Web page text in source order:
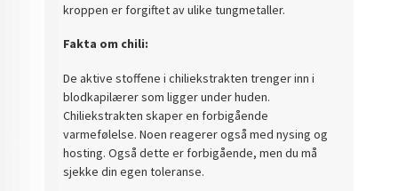
kroppen er forgiftet av ulike tungmetaller.
Fakta om chili:
De aktive stoffene i chiliekstrakten trenger inn i
blodkapilærer som ligger under huden.
Chiliekstrakten skaper en forbigående
varmefølelse. Noen reagerer også med nysing og
hosting. Også dette er forbigående, men du må
sjekke din egen toleranse.